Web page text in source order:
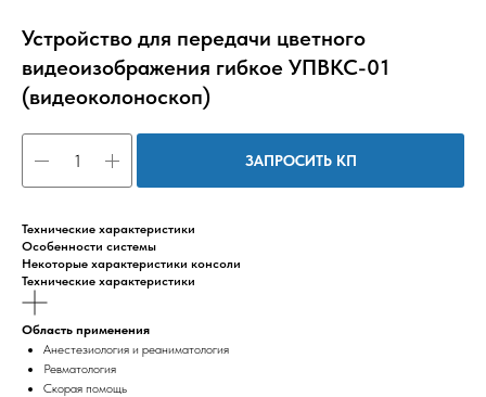
Устройство для передачи цветного
видеоизображения гибкое УПВКС-01
(видеоколоноскоп)
ЗАПРОСИТЬ КП
Технические характеристики
Особенности системы
Некоторые характеристики консоли
Технические характеристики
Область применения
Анестезиология и реаниматология
Ревматология
Скорая помощь